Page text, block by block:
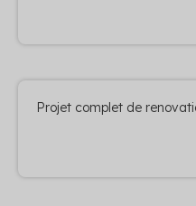
Projet complet de